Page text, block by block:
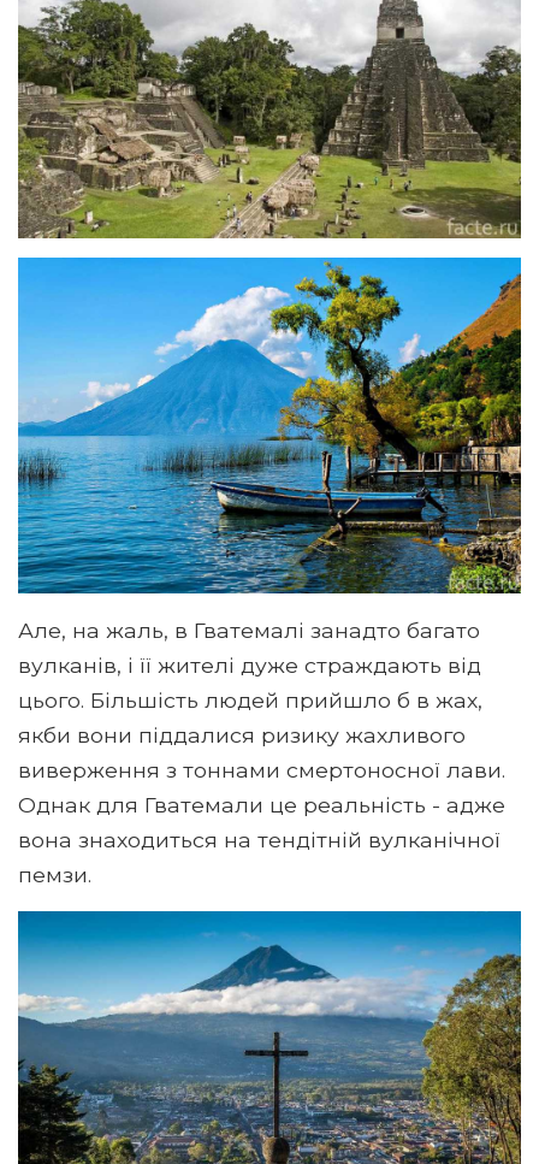
Але, на жаль, в Гватемалі занадто багато
вулканів, і її жителі дуже страждають від
цього. Більшість людей прийшло б в жах,
якби вони піддалися ризику жахливого
виверження з тоннами смертоносної лави.
Однак для Гватемали це реальність - адже
вона знаходиться на тендітній вулканічної
пемзи.